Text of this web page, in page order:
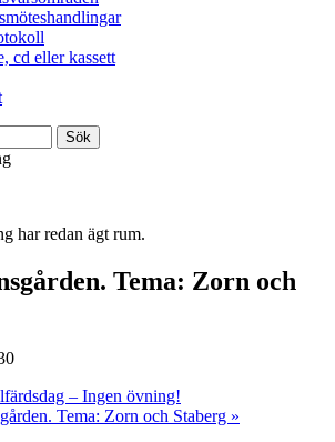
cd eller kassett
har redan ägt rum.
Tema: Zorn och
– Ingen övning!
Tema: Zorn och Staberg »